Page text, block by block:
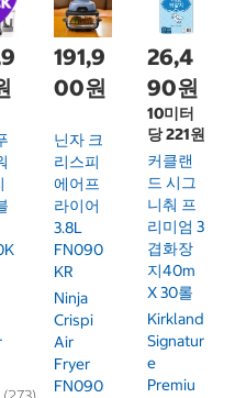
191,9
00원
닌자 크
리스피
에어프
라이어
3.8L
FN090
KR
Ninja
Crispi
Air
Fryer
FN090
26,4
90원
10미터
당 221원
커클랜
드 시그
니춰 프
리미엄 3
겹화장
지40m
X 30롤
Kirkland
Signatur
E
Premiu